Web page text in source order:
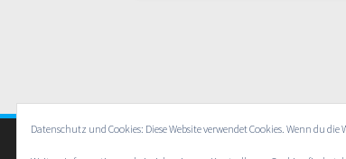
Datenschutz und Cookies: Diese Website verwendet Cookies. Wenn du